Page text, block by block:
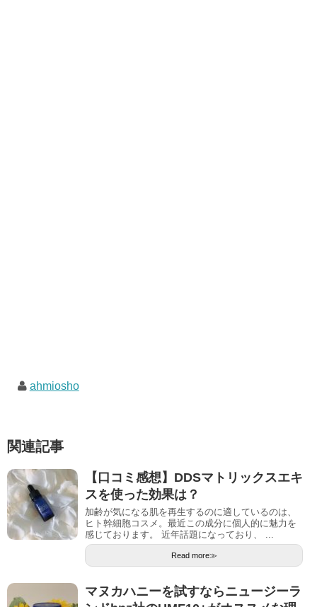
ahmiosho
関連記事
【口コミ感想】DDSマトリックスエキ
スを使った効果は？
加齢が気になる肌を再生するのに適しているのは、
ヒト幹細胞コスメ。最近この成分に個人的に魅力を
感じております。 近年話題になっており、 ...
Read more≫
マヌカハニーを試すならニュージーラ